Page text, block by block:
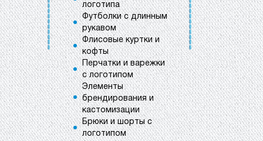
логотипа
Футболки с длинным
рукавом
Флисовые куртки и
кофты
Перчатки и варежки
с логотипом
Элементы
брендирования и
кастомизации
Брюки и шорты с
логотипом